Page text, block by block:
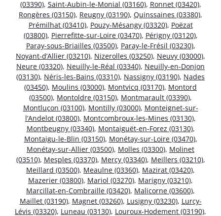
(03390), Saint-Aubin-le-Monial (03160), Ronnet (03420),
Rongères (03150), Reugny (03190), Quinssaines (03380),
Prémilhat (03410), Pouzy-Mésangy (03320), Poëzat
(03800), Pierrefitte-sur-Loire (03470), Périgny (03120),
Paray-sous-Briailles (03500), Paray-le-Frésil (03230),
Noyant-d’Allier (03210), Nizerolles (03250), Neuvy (03000),
Neure (03320), Neuilly-le-Réal (03340), Neuilly-en-Donjon
(03130), Néris-les-Bains (03310), Nassigny (03190), Nades
(03450), Moulins (03000), Montvicq (03170), Montord
(03500), Montoldre (03150), Montmarault (03390),
Montluçon (03100), Montilly (03000), Monteignet-sur-
l’Andelot (03800), Montcombroux-les-Mines (03130),
Montbeugny (03340), Montaiguët-en-Forez (03130),
Montaigu-le-Blin (03150), Monétay-sur-Loire (03470),
Monétay-sur-Allier (03500), Molles (03300), Molinet
(03510), Mesples (03370), Mercy (03340), Meillers (03210),
Meillard (03500), Meaulne (03360), Mazirat (03420),
Mazerier (03800), Mariol (03270), Marigny (03210),
Marcillat-en-Combraille (03420), Malicorne (03600),
Maillet (03190), Magnet (03260), Lusigny (03230), Lurcy-
Lévis (03320), Luneau (03130), Louroux-Hodement (03190),